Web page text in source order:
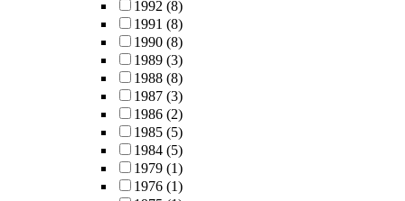
1992 (8)
1991 (8)
1990 (8)
1989 (3)
1988 (8)
1987 (3)
1986 (2)
1985 (5)
1984 (5)
1979 (1)
1976 (1)